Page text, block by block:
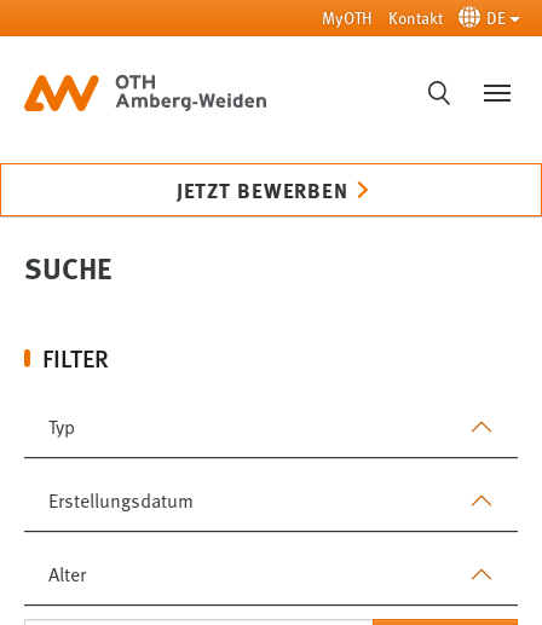
MyOTH Kontakt DE
SUCHE
JETZT BEWERBEN
SUCHE
FILTER
Typ
Erstellungsdatum
Alter